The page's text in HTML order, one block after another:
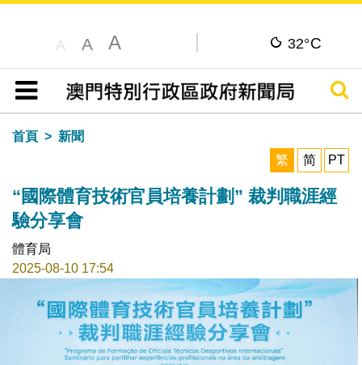
A A A 32°C
目錄
搜尋
首頁
新聞
繁
简 PT
“國際體育技術官員培養計劃” 裁判職涯經
驗分享會
體育局
2025-08-10 17:54